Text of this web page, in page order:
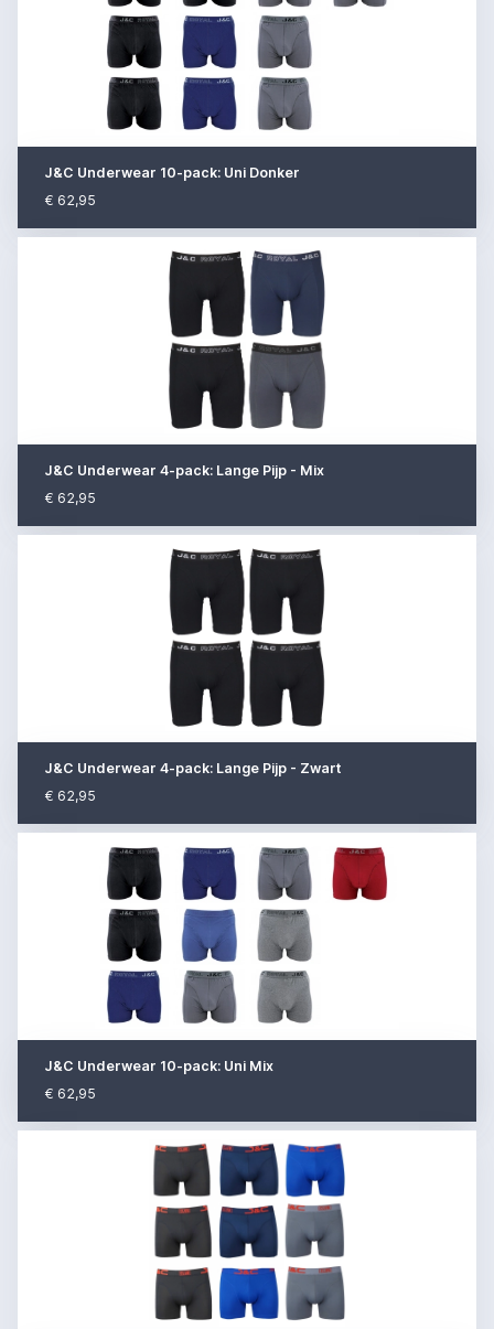
J&C Underwear 10-pack: Uni Donker
€ 62,95
J&C Underwear 4-pack: Lange Pijp - Mix
€ 62,95
J&C Underwear 4-pack: Lange Pijp - Zwart
€ 62,95
J&C Underwear 10-pack: Uni Mix
€ 62,95